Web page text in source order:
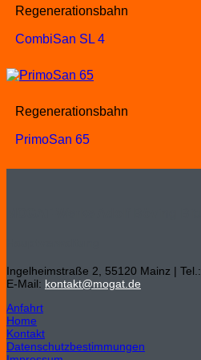
Regenerationsbahn
CombiSan SL 4
Regenerationsbahn
PrimoSan 65
Ingelheimstraße 2, 55120 Mainz | Tel.:
E-Mail: kontakt@mogat.de
Anfahrt
Home
Kontakt
Datenschutzbestimmungen